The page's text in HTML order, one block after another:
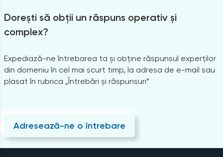
Dorești să obții un răspuns operativ și
complex?
Expediază-ne întrebarea ta și obține răspunsul experților
din domeniu în cel mai scurt timp, la adresa de e-mail sau
plasat în rubrica „Întrebări și răspunsuri”
Adresează-ne o întrebare